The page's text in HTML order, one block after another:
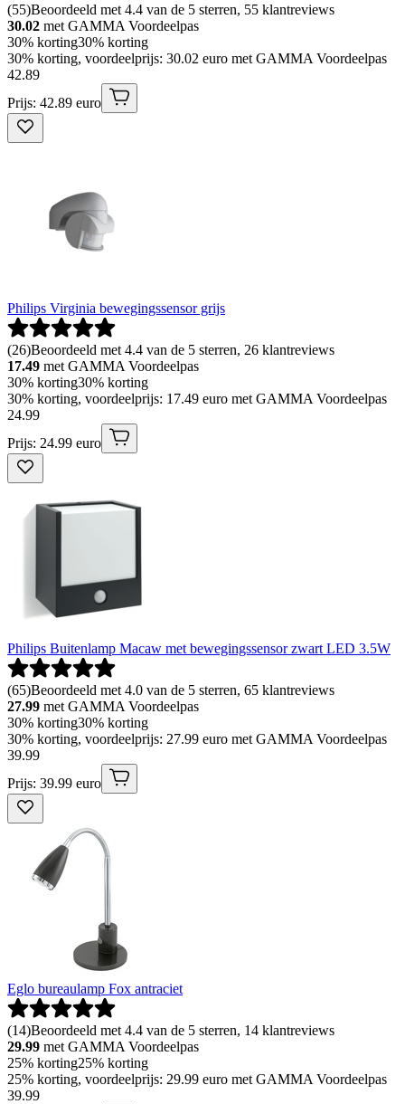
(55)Beoordeeld met 4.4 van de 5 sterren, 55 klantreviews
30.02 met GAMMA Voordeelpas
30% korting30% korting
30% korting, voordeelprijs: 30.02 euro met GAMMA Voordeelpas
42.89
Prijs: 42.89 euro
Philips Virginia bewegingssensor grijs
(26)Beoordeeld met 4.4 van de 5 sterren, 26 klantreviews
17.49 met GAMMA Voordeelpas
30% korting30% korting
30% korting, voordeelprijs: 17.49 euro met GAMMA Voordeelpas
24.99
Prijs: 24.99 euro
Philips Buitenlamp Macaw met bewegingssensor zwart LED 3.5W
(65)Beoordeeld met 4.0 van de 5 sterren, 65 klantreviews
27.99 met GAMMA Voordeelpas
30% korting30% korting
30% korting, voordeelprijs: 27.99 euro met GAMMA Voordeelpas
39.99
Prijs: 39.99 euro
Eglo bureaulamp Fox antraciet
(14)Beoordeeld met 4.4 van de 5 sterren, 14 klantreviews
29.99 met GAMMA Voordeelpas
25% korting25% korting
25% korting, voordeelprijs: 29.99 euro met GAMMA Voordeelpas
39.99